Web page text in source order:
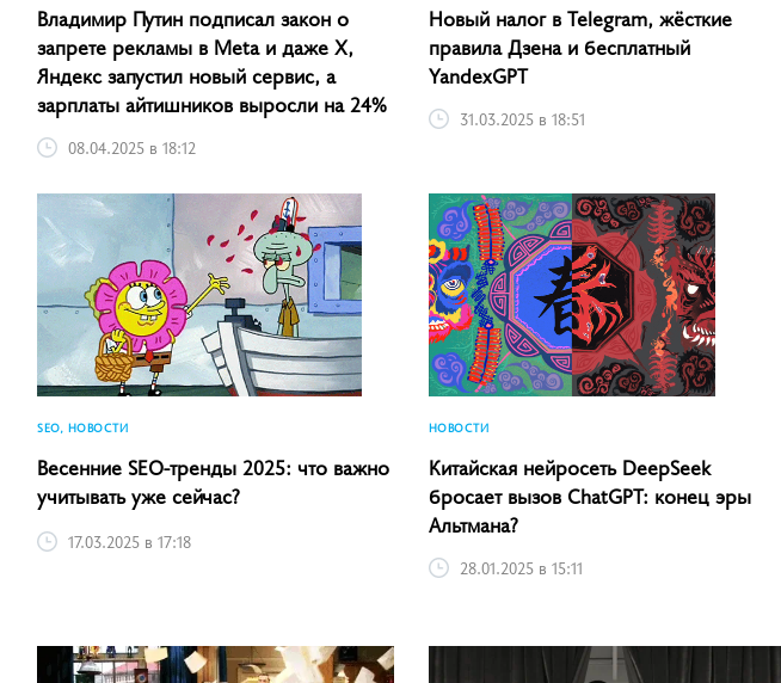
Владимир Путин подписал закон о
запрете рекламы в Meta и даже X,
Яндекс запустил новый сервис, а
зарплаты айтишников выросли на 24%
08.04.2025 в 18:12
Новый налог в Telegram, жёсткие
правила Дзена и бесплатный
YandexGPT
31.03.2025 в 18:51
SEO, НОВОСТИ
Весенние SEO-тренды 2025: что важно
учитывать уже сейчас?
17.03.2025 в 17:18
НОВОСТИ
Китайская нейросеть DeepSeek
бросает вызов ChatGPT: конец эры
Альтмана?
28.01.2025 в 15:11